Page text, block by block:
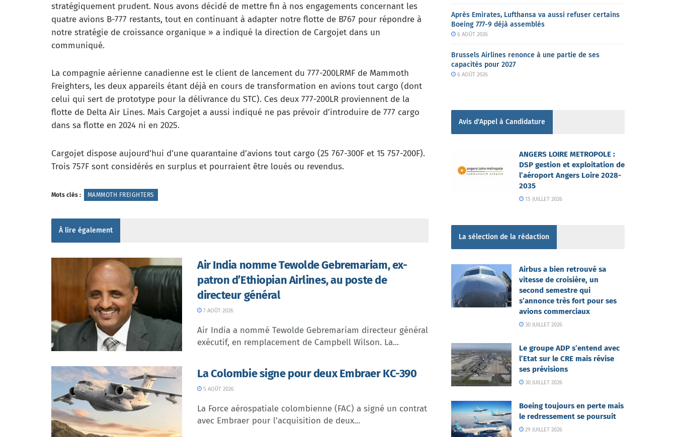
stratégiquement prudent. Nous avons décidé de mettre fin à nos engagements concernant les
quatre avions B-777 restants, tout en continuant à adapter notre flotte de B767 pour répondre à
notre stratégie de croissance organique » a indiqué la direction de Cargojet dans un
communiqué.
La compagnie aérienne canadienne est le client de lancement du 777-200LRMF de Mammoth
Freighters, les deux appareils étant déjà en cours de transformation en avions tout cargo (dont
celui qui sert de prototype pour la délivrance du STC). Ces deux 777-200LR proviennent de la
flotte de Delta Air Lines. Mais Cargojet a aussi indiqué ne pas prévoir d’introduire de 777 cargo
dans sa flotte en 2024 ni en 2025.
Cargojet dispose aujourd’hui d’une quarantaine d’avions tout cargo (25 767-300F et 15 757-200F).
Trois 757F sont considérés en surplus et pourraient être loués ou revendus.
Mots clés : MAMMOTH FREIGHTERS
À lire également
Air India nomme Tewolde Gebremariam, ex-
patron d’Ethiopian Airlines, au poste de
directeur général
7 AOÛT 2026
Air India a nommé Tewolde Gebremariam directeur général
exécutif, en remplacement de Campbell Wilson. La...
La Colombie signe pour deux Embraer KC-390
5 AOÛT 2026
La Force aérospatiale colombienne (FAC) a signé un contrat
avec Embraer pour l’acquisition de deux...
Après Emirates, Lufthansa va aussi refuser certains
Boeing 777-9 déjà assemblés
6 AOÛT 2026
Brussels Airlines renonce à une partie de ses
capacités pour 2027
6 AOÛT 2026
Avis d'Appel à Candidature
ANGERS LOIRE METROPOLE :
DSP gestion et exploitation de
l’aéroport Angers Loire 2028-
2035
15 JUILLET 2026
La sélection de la rédaction
Airbus a bien retrouvé sa
vitesse de croisière, un
second semestre qui
s’annonce très fort pour ses
avions commerciaux
30 JUILLET 2026
Le groupe ADP s’entend avec
l’Etat sur le CRE mais révise
ses prévisions
30 JUILLET 2026
Boeing toujours en perte mais
le redressement se poursuit
29 JUILLET 2026